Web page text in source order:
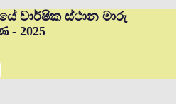
වාර්ෂික ස්ථාන මාරු
2025